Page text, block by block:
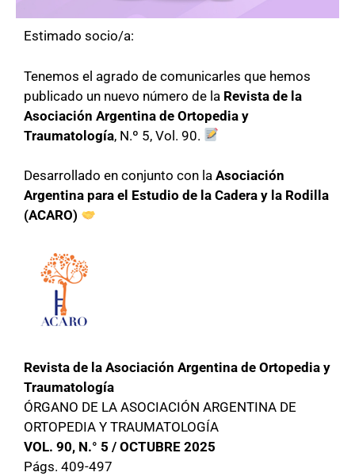
Estimado socio/a:
Tenemos el agrado de comunicarles que hemos
publicado un nuevo número de la Revista de la
Asociación Argentina de Ortopedia y
Traumatología, N.º 5, Vol. 90.
Desarrollado en conjunto con la Asociación
Argentina para el Estudio de la Cadera y la Rodilla
(ACARO)
Revista de la Asociación Argentina de Ortopedia y
Traumatología
ÓRGANO DE LA ASOCIACIÓN ARGENTINA DE
ORTOPEDIA Y TRAUMATOLOGÍA
VOL. 90, N.° 5 / OCTUBRE 2025
Págs. 409-497